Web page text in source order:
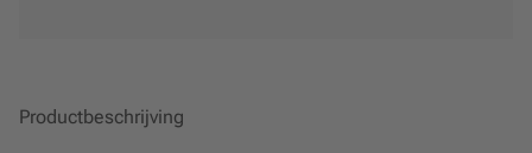
Productbeschrijving